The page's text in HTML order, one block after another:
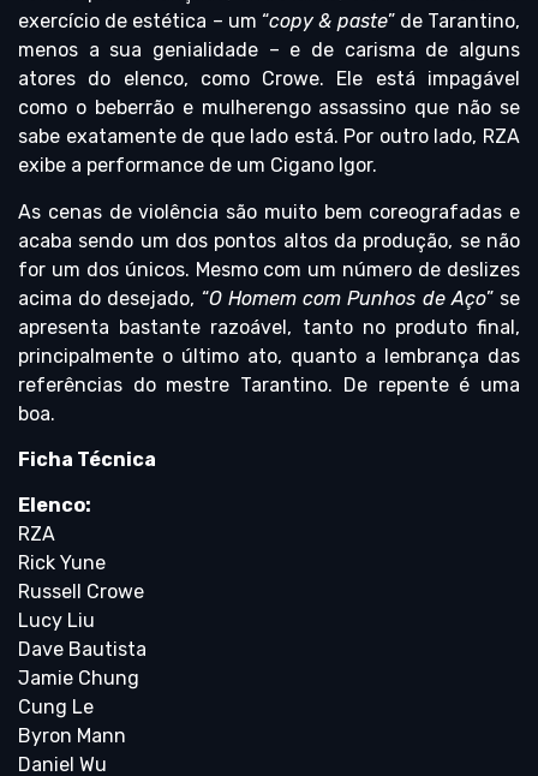
exercício de estética – um “copy & paste” de Tarantino,
menos a sua genialidade – e de carisma de alguns
atores do elenco, como Crowe. Ele está impagável
como o beberrão e mulherengo assassino que não se
sabe exatamente de que lado está. Por outro lado, RZA
exibe a performance de um Cigano Igor.
As cenas de violência são muito bem coreografadas e
acaba sendo um dos pontos altos da produção, se não
for um dos únicos. Mesmo com um número de deslizes
acima do desejado, “O Homem com Punhos de Aço” se
apresenta bastante razoável, tanto no produto final,
principalmente o último ato, quanto a lembrança das
referências do mestre Tarantino. De repente é uma
boa.
Ficha Técnica
Elenco:
RZA
Rick Yune
Russell Crowe
Lucy Liu
Dave Bautista
Jamie Chung
Cung Le
Byron Mann
Daniel Wu